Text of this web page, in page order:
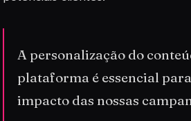
A personalização do
plataforma é essencial
impacto das nossas